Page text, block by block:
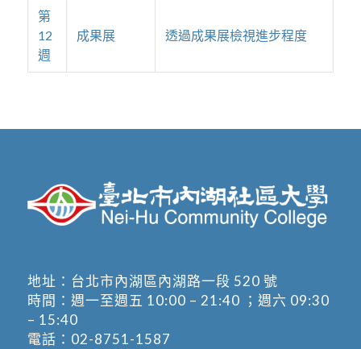
第
12
週
成果展 透過成果展檢視進步程度
地址： 台北市內湖區內湖路一段 520 號
時間：週一至週五 10:00 – 21:40 ；週六 09:30
– 15:40
電話： 02-8751-1587